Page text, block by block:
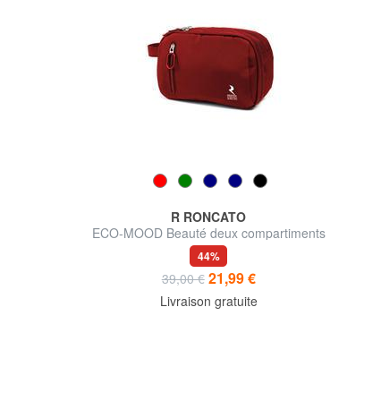
R RONCATO
ECO-MOOD Beauté deux compartiments
44%
39,00 € 21,99 €
Livraison gratuite